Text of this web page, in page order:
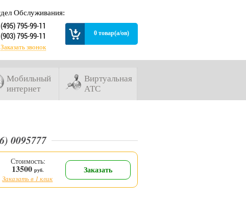
Обслуживания:
795-99-11
795-99-11
Заказать звонок
0 товар(а/ов)
Мобильный
интернет
Виртуальная
АТС
0095777
Стоимость:
13500 руб.
Заказать в 1 клик
Заказать